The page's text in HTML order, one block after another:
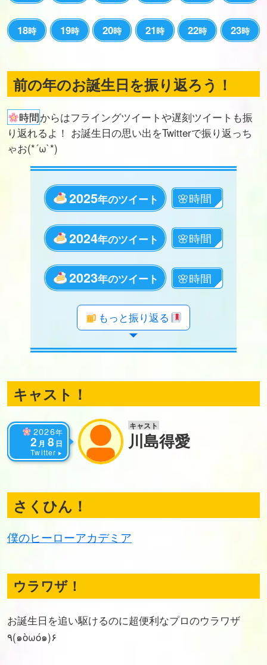
18時 19時 20時 21時 22時 23時
前の年のお誕生日を振り返ろう！
時間からはフライングツイートや遅刻ツイートも振
り返れるよ！ お誕生日の思い出をTwitterで振り返っち
ゃお(*´ω`*)
2025年のツイート
2024年のツイート
2023年のツイート
年のツイート
年のツイート
年のツイート
年のツイート
年のツイート
年のツイート
年のツイート
年のツイート
年のツイート
年のツイート
年のツイート
年のツイート
年のツイート
年のツイート
年のツイート
年のツイート
年のツイート
もっと振り返る
キャスト！
2026年
2 月 8 日
Twitter
キャスト
川島得愛
さくひん！
僕のヒーローアカデミア
ウラワザ！
お誕生日を追い駆けるのに超便利なプロのウラワザ
٩(๑òωó๑)۶